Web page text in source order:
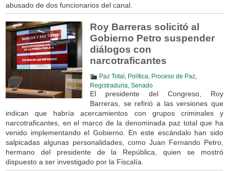
abusado de dos funcionarios del canal.
Roy Barreras solicitó al
Gobierno Petro suspender
diálogos con
narcotraficantes
Paz Total Política Proceso de Paz,
Registraduria Senado
El presidente del Congreso, Roy
Barreras, se refirió a las versiones que
indican que habría acercamientos con grupos criminales y
narcotraficantes, en el marco de la denominada paz total que ha
venido implementando el Gobierno. En este escándalo han sido
salpicadas algunas personalidades, como Juan Fernando Petro,
hermano del presidente de la República, quien se mostró
dispuesto a ser investigado por la Fiscalía.